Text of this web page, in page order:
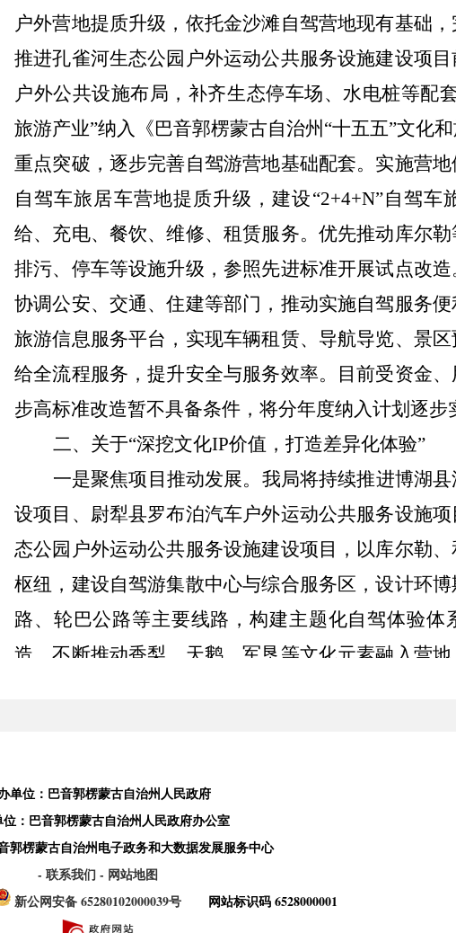
户外营地提质升级，依托金沙滩自驾营地现有基础
推进孔雀河生态公园户外运动公共服务设施建设项
户外公共设施布局，补齐生态停车场、水电桩等配
旅游产业”纳入《巴音郭楞蒙古自治州 “十五五”文化和
重点突破，逐步完善自驾游营地基础配套。实施营
自驾车旅居车营地提质升级，建设“2+4+N”自驾车
给、充电、餐饮、维修、租赁服务。优先推动库尔勒
排污、停车等设施升级，参照先进标准开展试点改造
协调公安、交通、住建等部门，推动实施自驾服务
旅游信息服务平台，实现车辆租赁、导航导览、景
给全流程服务，提升安全与服务效率。目前受资金
步高标准改造暂不具备条件，将分年度纳入计划逐步
二、关于“深挖文化IP价值，打造差异化体验”
一是聚焦项目推动发展。 我局将持续推进博湖
设项目、尉犁县罗布泊汽车户外运动公共服务设施
态公园户外运动公共服务设施建设项目，以库尔勒
枢纽，建设自驾游集散中心与综合服务区，设计环
路、轮巴公路等主要线路，构建主题化自驾体验体
造。不断推动香梨、天鹅、军垦等文化元素融入营
三、关于“创新多元业态，激活‘在地消费’”
一是培育文旅融合品牌线路。
驾旅游与生态观光、康养度假、红色教育、工业体
旅融合的品牌线路。打造环塔拉力赛、博斯腾湖春
单位：巴音郭楞蒙古自治州人民政府
：巴音郭楞蒙古自治州人民政府办公室
郭楞蒙古自治州电子政务和大数据发展服务中心
- 联系我们- 网站地图
新公网安备 65280102000039号 网站标识码 6528000001